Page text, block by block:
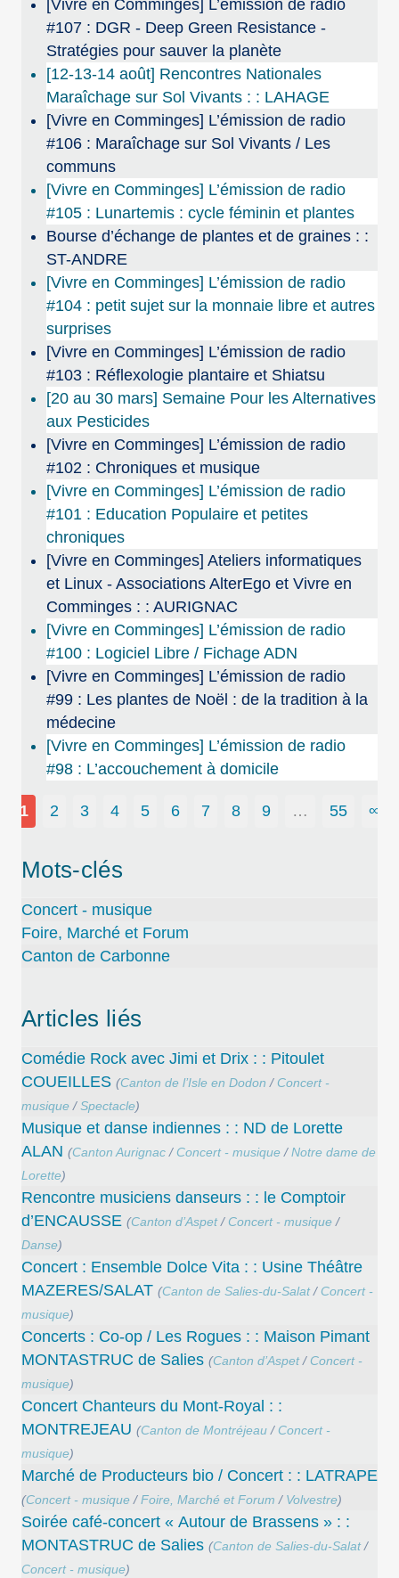
[Vivre en Comminges] L’émission de radio
#107 : DGR - Deep Green Resistance -
Stratégies pour sauver la planète
[12-13-14 août] Rencontres Nationales
Maraîchage sur Sol Vivants : : LAHAGE
[Vivre en Comminges] L’émission de radio
#106 : Maraîchage sur Sol Vivants / Les
communs
[Vivre en Comminges] L’émission de radio
#105 : Lunartemis : cycle féminin et plantes
Bourse d’échange de plantes et de graines : :
ST-ANDRE
[Vivre en Comminges] L’émission de radio
#104 : petit sujet sur la monnaie libre et autres
surprises
[Vivre en Comminges] L’émission de radio
#103 : Réflexologie plantaire et Shiatsu
[20 au 30 mars] Semaine Pour les Alternatives
aux Pesticides
[Vivre en Comminges] L’émission de radio
#102 : Chroniques et musique
[Vivre en Comminges] L’émission de radio
#101 : Education Populaire et petites
chroniques
[Vivre en Comminges] Ateliers informatiques
et Linux - Associations AlterEgo et Vivre en
Comminges : : AURIGNAC
[Vivre en Comminges] L’émission de radio
#100 : Logiciel Libre / Fichage ADN
[Vivre en Comminges] L’émission de radio
#99 : Les plantes de Noël : de la tradition à la
médecine
[Vivre en Comminges] L’émission de radio
#98 : L’accouchement à domicile
1 2 3 4 5 6 7 8 9 … 55 ∞
Mots-clés
Concert - musique
Foire, Marché et Forum
Canton de Carbonne
Articles liés
Comédie Rock avec Jimi et Drix : : Pitoulet
COUEILLES (Canton de l’Isle en Dodon / Concert -
musique/Spectacle)
Musique et danse indiennes : : ND de Lorette
ALAN (Canton Aurignac/ Concert - musique/Notre dame de
Lorette)
Rencontre musiciens danseurs : : le Comptoir
d’ENCAUSSE (Canton d’Aspet/ Concert - musique/
Danse)
Concert : Ensemble Dolce Vita : : Usine Théâtre
MAZERES/SALAT (Canton de Salies-du-Salat/ Concert -
musique)
Concerts : Co-op / Les Rogues : : Maison Pimant
MONTASTRUC de Salies (Canton d’Aspet/ Concert -
musique)
Concert Chanteurs du Mont-Royal : :
MONTREJEAU (Canton de Montréjeau/ Concert -
musique)
Marché de Producteurs bio / Concert : : LATRAPE
(Concert - musique/Foire, Marché et Forum / Volvestre)
Soirée café-concert « Autour de Brassens » : :
MONTASTRUC de Salies (Canton de Salies-du-Salat/
Concert - musique)